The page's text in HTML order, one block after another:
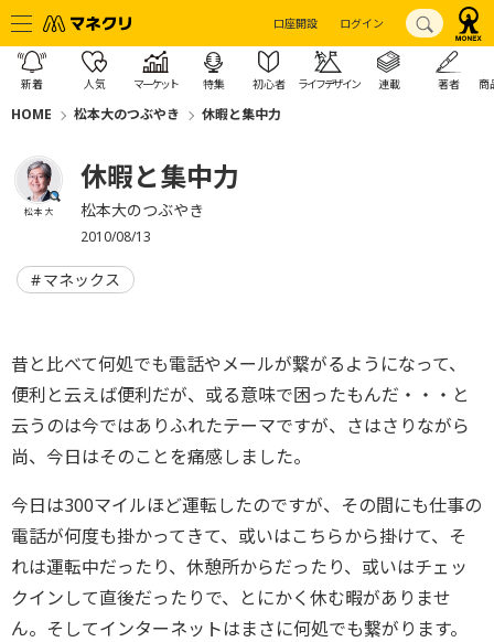
口座開設 ログイン
新着 人気 マーケット 特集 初心者 ライフデザイン 連載 著者 商
HOME 松本大のつぶやき 休暇と集中力
松本 大
休暇と集中力
松本大のつぶやき
2010/08/13
マネックス
昔と比べて何処でも電話やメールが繋がるようになって、
便利と云えば便利だが、或る意味で困ったもんだ・・・と
云うのは今ではありふれたテーマですが、さはさりながら
尚、今日はそのことを痛感しました。
今日は300マイルほど運転したのですが、その間にも仕事の
電話が何度も掛かってきて、或いはこちらから掛けて、そ
れは運転中だったり、休憩所からだったり、或いはチェッ
クインして直後だったりで、とにかく休む暇がありませ
ん。そしてインターネットはまさに何処でも繋がります。